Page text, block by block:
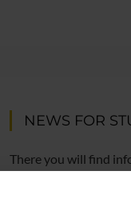
NEWS FOR
There you will find
your study plan on
You can log into